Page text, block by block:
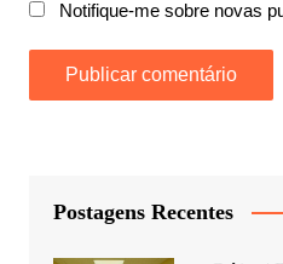
Notifique-me sobre novas
Postagens Recentes